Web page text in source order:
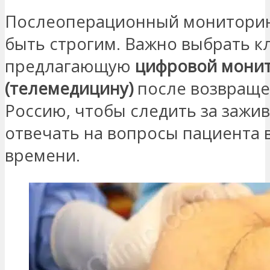
Послеоперационный
быть строгим. Важно выбрать
предлагающую цифровой
(телемедицину)после
Россию, чтобы следить за
отвечать на вопросы пациента
времени.